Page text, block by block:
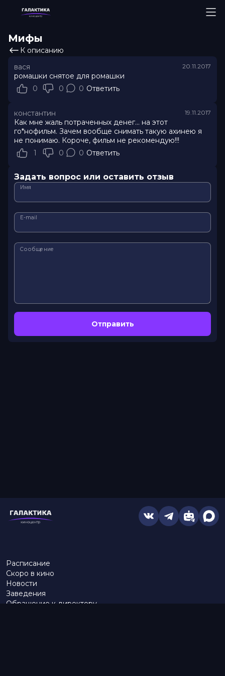
Мифы
К описанию
вася
20.11.2017
ромашки снятое для ромашки
0
0 0 Ответить
константин 19.11.2017
Как мне жаль потраченных денег... на этот
го*нофильм. Зачем вообще снимать такую ахинею я
не понимаю. Короче, фильм не рекомендую!!!
1
0 0 Ответить
Задать вопрос или оставить отзыв
Имя
E-mail
Сообщение
Отправить
Расписание
Скоро в кино
Новости
Заведения
Обращение к директору